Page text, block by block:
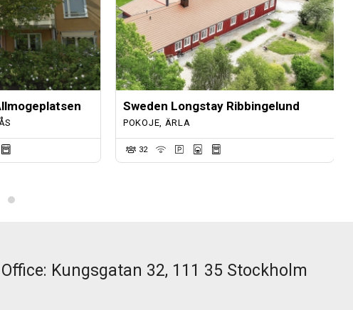
Sweden Longstay Ribbingelund
POKOJE, ÄRLA
32
Office: Kungsgatan 32, 111 35 Stockholm